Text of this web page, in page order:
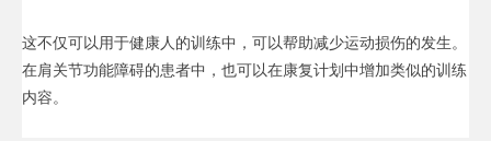
这不仅可以用于健康人的训练中，可以帮助减少运动损伤的发生。
在肩关节功能障碍的患者中，也可以在康复计划中增加类似的训练
内容。